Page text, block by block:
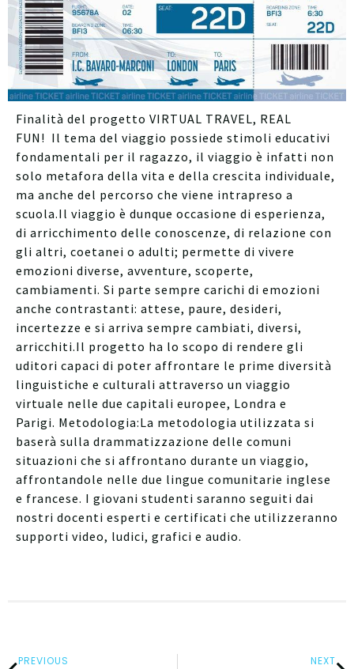
Finalità del progetto VIRTUAL TRAVEL, REAL
FUN! Il tema del viaggio possiede stimoli educativi
fondamentali per il ragazzo, il viaggio è infatti non
solo metafora della vita e della crescita individuale,
ma anche del percorso che viene intrapreso a
scuola.Il viaggio è dunque occasione di esperienza,
di arricchimento delle conoscenze, di relazione con
gli altri, coetanei o adulti; permette di vivere
emozioni diverse, avventure, scoperte,
cambiamenti. Si parte sempre carichi di emozioni
anche contrastanti: attese, paure, desideri,
incertezze e si arriva sempre cambiati, diversi,
arricchiti.Il progetto ha lo scopo di rendere gli
uditori capaci di poter affrontare le prime diversità
linguistiche e culturali attraverso un viaggio
virtuale nelle due capitali europee, Londra e
Parigi. Metodologia:La metodologia utilizzata si
baserà sulla drammatizzazione delle comuni
situazioni che si affrontano durante un viaggio,
affrontandole nelle due lingue comunitarie inglese
e francese. I giovani studenti saranno seguiti dai
nostri docenti esperti e certificati che utilizzeranno
supporti video, ludici, grafici e audio.
PREVIOUS NEXT